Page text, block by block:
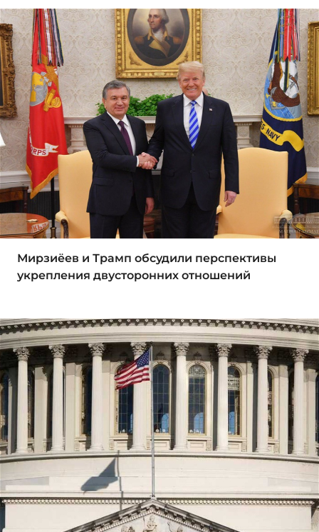
Мирзиёев и Трамп обсудили перспективы
укрепления двусторонних отношений